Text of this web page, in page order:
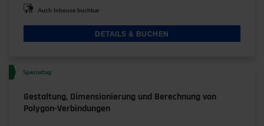
Auch Inhouse buchbar
DETAILS & BUCHEN
Spezialtag
Gestaltung, Dimensionierung und Berechnung von
Polygon-Verbindungen